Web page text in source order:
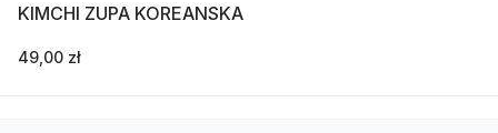
KIMCHI ZUPA KOREANSKA
49,00 zł